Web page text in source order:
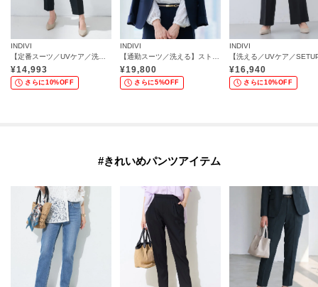
INDIVI
¥14,993
さらに10%OFF
INDIVI
¥19,800
さらに5%OFF
INDIVI
¥16,940
さらに10%OFF
#きれいめパンツアイテム